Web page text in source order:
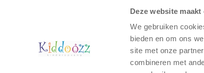
Deze website
We gebruiken
bieden en om ons
site met onze
combineren met
© Copyright - Kiddoozz